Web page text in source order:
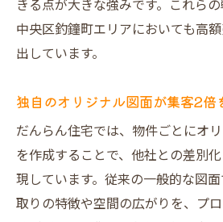
きる点が大きな強みです。これら
中央区釣鐘町エリアにおいても高
出しています。
独自のオリジナル図面が集客2倍
だんらん住宅では、物件ごとにオ
を作成することで、他社との差別
現しています。従来の一般的な図
取りの特徴や空間の広がりを、プ